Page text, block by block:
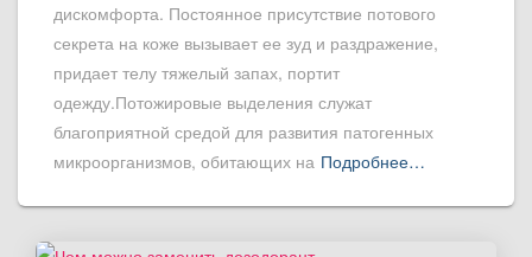
дискомфорта. Постоянное присутствие потового
секрета на коже вызывает ее зуд и раздражение,
придает телу тяжелый запах, портит
одежду.Потожировые выделения служат
благоприятной средой для развития патогенных
микроорганизмов, обитающих на Подробнее…